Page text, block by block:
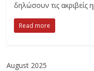
δηλώσουν τις ακριβείς
Read more
August 2025